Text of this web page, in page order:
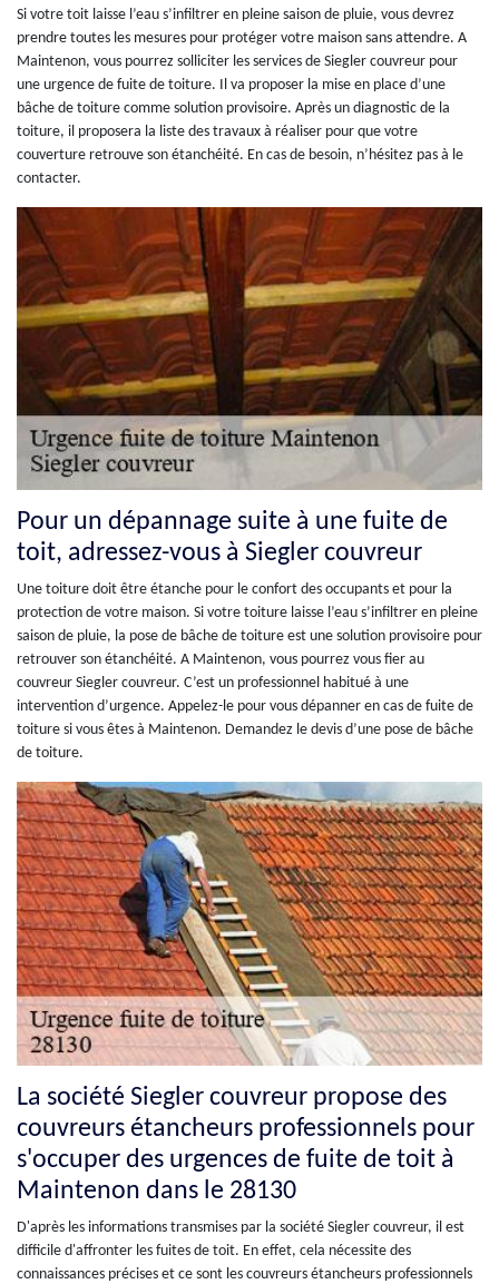
Si votre toit laisse l’eau s’infiltrer en pleine saison de pluie, vous devrez
prendre toutes les mesures pour protéger votre maison sans attendre. A
Maintenon, vous pourrez solliciter les services de Siegler couvreur pour
une urgence de fuite de toiture. Il va proposer la mise en place d’une
bâche de toiture comme solution provisoire. Après un diagnostic de la
toiture, il proposera la liste des travaux à réaliser pour que votre
couverture retrouve son étanchéité. En cas de besoin, n’hésitez pas à le
contacter.
Pour un dépannage suite à une fuite de
toit, adressez-vous à Siegler couvreur
Une toiture doit être étanche pour le confort des occupants et pour la
protection de votre maison. Si votre toiture laisse l’eau s’infiltrer en pleine
saison de pluie, la pose de bâche de toiture est une solution provisoire pour
retrouver son étanchéité. A Maintenon, vous pourrez vous fier au
couvreur Siegler couvreur. C’est un professionnel habitué à une
intervention d’urgence. Appelez-le pour vous dépanner en cas de fuite de
toiture si vous êtes à Maintenon. Demandez le devis d’une pose de bâche
de toiture.
La société Siegler couvreur propose des
couvreurs étancheurs professionnels pour
s'occuper des urgences de fuite de toit à
Maintenon dans le 28130
D'après les informations transmises par la société Siegler couvreur, il est
difficile d'affronter les fuites de toit. En effet, cela nécessite des
connaissances précises et ce sont les couvreurs étancheurs professionnels